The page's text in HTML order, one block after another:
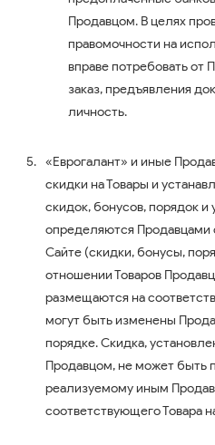
Продавцом. В целях
правомочности на
вправе потребовать от
заказ, предъявления
личность.
«Еврогалант» и иные
скидки на Товары и
скидок, бонусов, порядок и
определяются Продавцами
Сайте (скидки, бонусы,
отношении Товаров
размещаются на
могут быть изменены
порядке. Скидка,
Продавцом, не может быть
реализуемому иным
соответствующего Товара